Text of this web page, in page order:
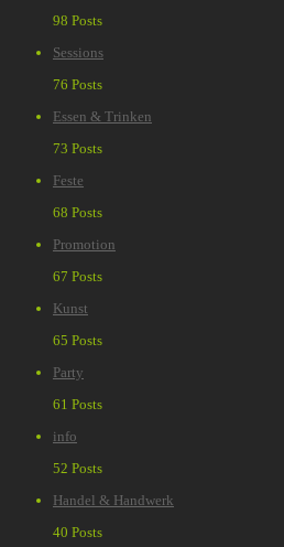
98 Posts
Sessions
76 Posts
Essen & Trinken
73 Posts
Feste
68 Posts
Promotion
67 Posts
Kunst
65 Posts
Party
61 Posts
info
52 Posts
Handel & Handwerk
40 Posts